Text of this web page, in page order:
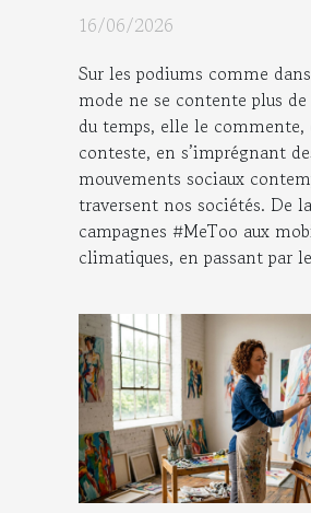
16/06/2026
Sur les podiums comme
mode ne se contente plus
du temps, elle le commente,
conteste, en s’imprégnant
mouvements sociaux
traversent nos sociétés. De
campagnes #MeToo aux
climatiques, en passant par